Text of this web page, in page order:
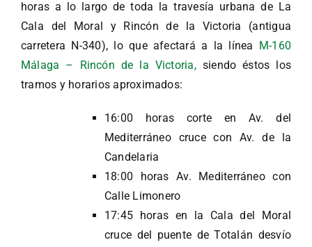
horas a lo largo de toda la travesía urbana de La
Cala del Moral y Rincón de la Victoria (antigua
carretera N-340), lo que afectará a la línea M-160
Málaga – Rincón de la Victoria,siendo éstos los
tramos y horarios aproximados:
16:00 horas corte en Av. del
Mediterráneo cruce con Av. de la
Candelaria
18:00 horas Av. Mediterráneo con
Calle Limonero
17:45 horas en la Cala del Moral
cruce del puente de Totalán desvío